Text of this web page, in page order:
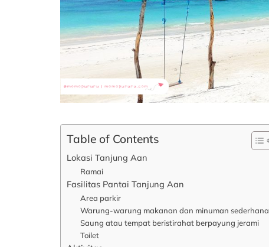
Table of Contents
Lokasi Tanjung Aan
Ramai
Fasilitas Pantai Tanjung Aan
Area parkir
Warung-warung makanan dan minuman sederhana
Saung atau tempat beristirahat berpayung jerami
Toilet